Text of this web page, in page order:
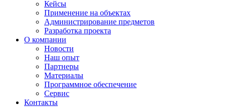
Кейсы
Применение на объектах
Администрирование предметов
Разработка проекта
О компании
Новости
Наш опыт
Партнеры
Материалы
Программное обеспечение
Сервис
Контакты